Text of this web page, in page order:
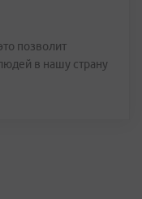
позволит
в нашу страну